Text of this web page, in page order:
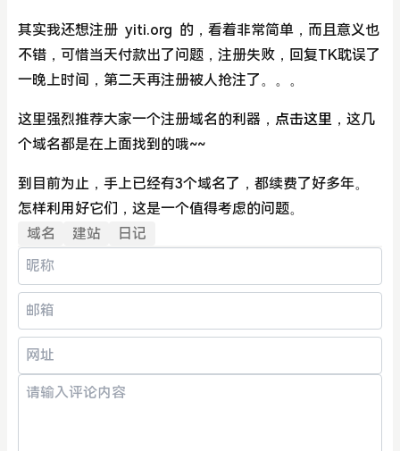
其实我还想注册 yiti.org 的，看着非常简单，而且意义也
不错，可惜当天付款出了问题，注册失败，回复TK耽误了
一晚上时间，第二天再注册被人抢注了。。。
这里强烈推荐大家一个注册域名的利器， 点击这里 ，这几
个域名都是在上面找到的哦~~
到目前为止，手上已经有3个域名了，都续费了好多年。
怎样利用好它们，这是一个值得考虑的问题。
域名
建站 日记